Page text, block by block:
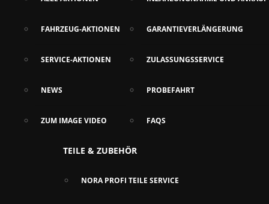
FAHRZEUG-AKTIONEN
SERVICE-AKTIONEN
NEWS
ZUM IMAGE VIDEO
GARANTIEVERLÄNGERUNG
ZULASSUNGSSERVICE
PROBEFAHRT
FAQS
TEILE & ZUBEHÖR
NORA PROFI TEILE SERVICE